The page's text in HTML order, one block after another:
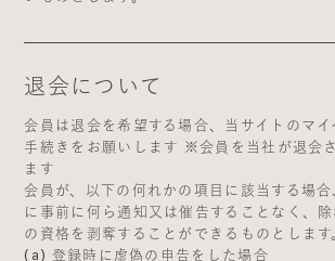
退会について
会員は退会を希望する場合、当サイトのマ
手続きをお願いします ※会員を当社が退会
ます
会員が、以下の何れかの項目に該当する場
に事前に何ら通知又は催告することなく、
の資格を剥奪することができるものとします
(a) 登録時に虚偽の申告をした場合